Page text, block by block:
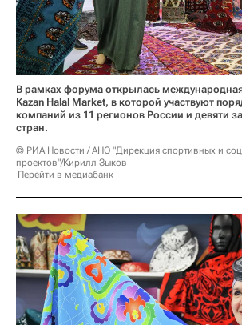
В рамках форума открылась
Kazan Halal Market, в которой участвуют
компаний из 11 регионов России и девяти
стран.
© РИА Новости / АНО "Дирекция спортивных и
проектов"/Кирилл Зыков
Перейти в медиабанк